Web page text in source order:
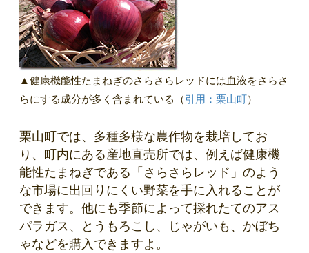
▲健康機能性たまねぎのさらさらレッドには血液をさらさ
らにする成分が多く含まれている
（引用：栗山町）
栗山町では、多種多様な農作物を栽培してお
り、町内にある産地直売所では、例えば健康機
能性たまねぎである「さらさらレッド」のよう
な市場に出回りにくい野菜を手に入れることが
できます。他にも季節によって採れたてのアス
パラガス、とうもろこし、じゃがいも、かぼち
ゃなどを購入できますよ。